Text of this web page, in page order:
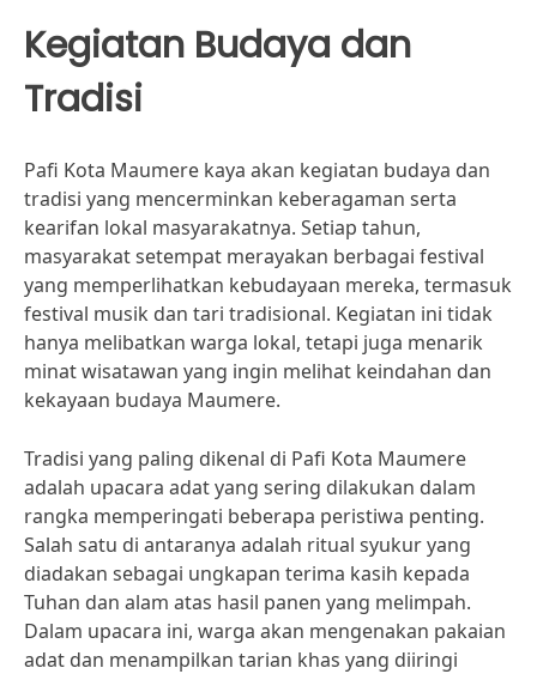
Kegiatan Budaya dan
Tradisi
Pafi Kota Maumere kaya akan kegiatan budaya dan
tradisi yang mencerminkan keberagaman serta
kearifan lokal masyarakatnya. Setiap tahun,
masyarakat setempat merayakan berbagai festival
yang memperlihatkan kebudayaan mereka, termasuk
festival musik dan tari tradisional. Kegiatan ini tidak
hanya melibatkan warga lokal, tetapi juga menarik
minat wisatawan yang ingin melihat keindahan dan
kekayaan budaya Maumere.
Tradisi yang paling dikenal di Pafi Kota Maumere
adalah upacara adat yang sering dilakukan dalam
rangka memperingati beberapa peristiwa penting.
Salah satu di antaranya adalah ritual syukur yang
diadakan sebagai ungkapan terima kasih kepada
Tuhan dan alam atas hasil panen yang melimpah.
Dalam upacara ini, warga akan mengenakan pakaian
adat dan menampilkan tarian khas yang diiringi